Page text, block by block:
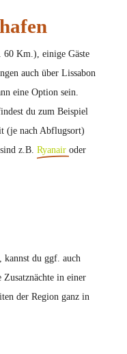
60 Km.), einige Gäste
auch über Lissabon
eine Option sein.
du zum Beispiel
(je nach Abflugsort)
z.B. Ryanair oder
kannst du ggf. auch
Zusatznächte in einer
der Region ganz in